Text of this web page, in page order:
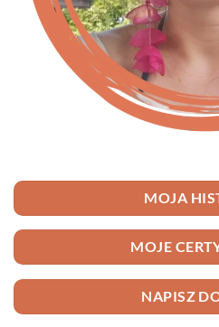
MOJA
MOJE
NAPISZ